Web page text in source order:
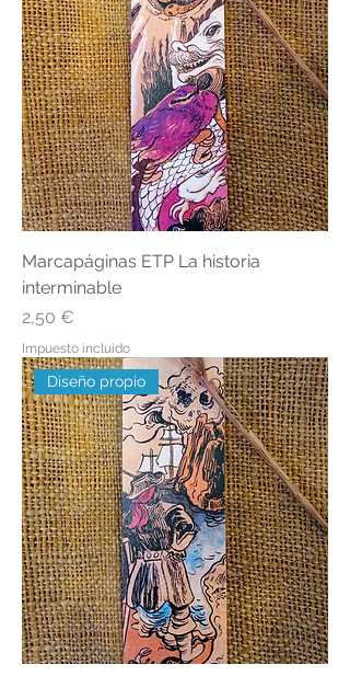
Marcapáginas ETP La historia
interminable
Precio
2,50 €
Impuesto incluido
Diseño propio